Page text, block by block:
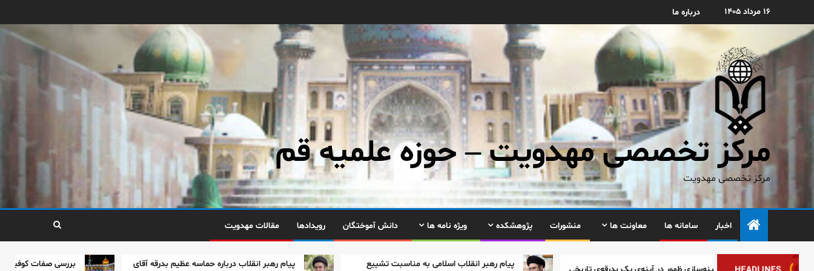
۱۶ مرداد ۱۴۰۵ درباره ما
مرکز تخصصی مهدویت – حوزه علمیه قم
مرکز تخصصی مهدویت
اخبار سامانه ها معاونت ها منشورات پژوهشکده ویژه نامه ها دانش آموختگان رویدادها مقالات مهدویت
بررسی صفات کوفیان و
پیام رهبر انقلاب درباره حماسه عظیم بدرقه آقای
پیام رهبر انقلاب اسلامی به مناسبت تشییع
۳
زمینه‌سازی ظهور در آینه‌ی
یک بدرقه‌ی تاریخی
۴
عاشورا؛ نقشه‌راه تمدن‌ساز
و نقش رهبر شهید در
دوران معاصر
بررسی صفات کوفیان و